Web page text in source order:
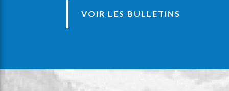
VOIR LES BULLETINS